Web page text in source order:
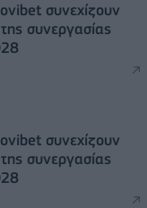
συνεχίζουν
συνεργασίας
συνεχίζουν
συνεργασίας